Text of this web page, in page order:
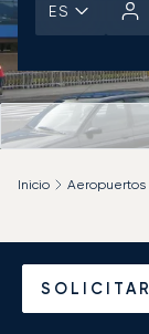
ES
Inicio Aeropuertos